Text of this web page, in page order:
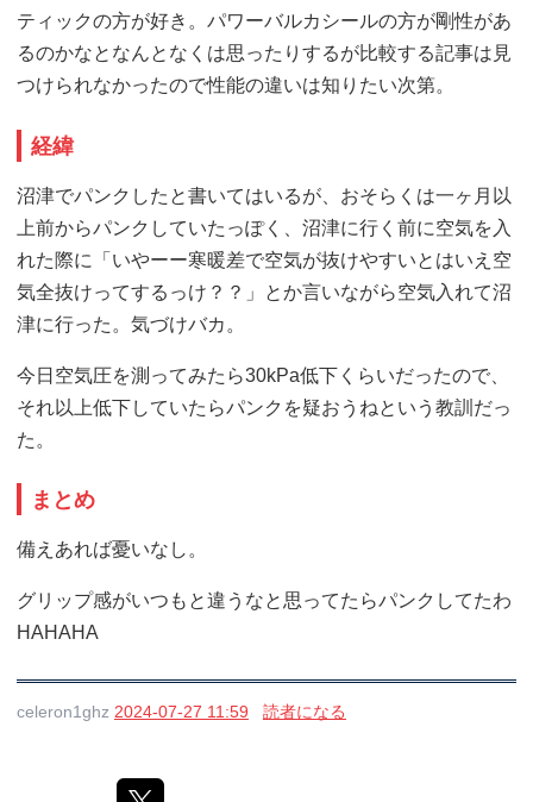
ティックの方が好き。パワーバルカシールの方が剛性があ
るのかなとなんとなくは思ったりするが比較する記事は見
つけられなかったので性能の違いは知りたい次第。
経緯
沼津でパンクしたと書いてはいるが、おそらくは一ヶ月以
上前からパンクしていたっぽく、沼津に行く前に空気を入
れた際に「いやーー寒暖差で空気が抜けやすいとはいえ空
気全抜けってするっけ？？」とか言いながら空気入れて沼
津に行った。気づけバカ。
今日空気圧を測ってみたら30kPa低下くらいだったので、
それ以上低下していたらパンクを疑おうねという教訓だっ
た。
まとめ
備えあれば憂いなし。
グリップ感がいつもと違うなと思ってたらパンクしてたわ
HAHAHA
celeron1ghz 2024-07-27 11:59 読者になる